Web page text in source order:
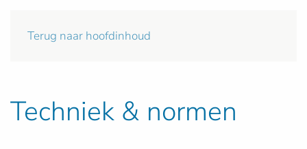
Terug naar hoofdinhoud
Techniek & normen